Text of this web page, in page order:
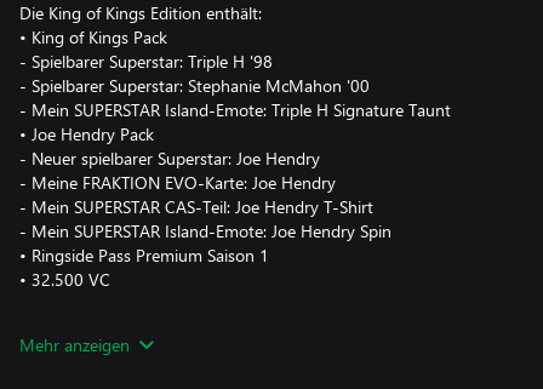
Die King of Kings Edition enthält:
• King of Kings Pack
- Spielbarer Superstar: Triple H '98
- Spielbarer Superstar: Stephanie McMahon '00
- Mein SUPERSTAR Island-Emote: Triple H Signature Taunt
• Joe Hendry Pack
- Neuer spielbarer Superstar: Joe Hendry
- Meine FRAKTION EVO-Karte: Joe Hendry
- Mein SUPERSTAR CAS-Teil: Joe Hendry T-Shirt
- Mein SUPERSTAR Island-Emote: Joe Hendry Spin
• Ringside Pass Premium Saison 1
• 32.500 VC
Übernimm die größte Show der Welt und erfülle deine WWE-
Mehr anzeigen